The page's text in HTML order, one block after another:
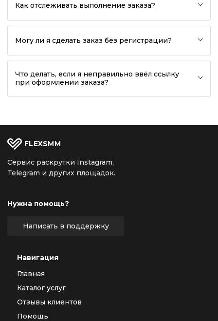
Как отслеживать выполнение заказа?
Могу ли я сделать заказ без регистрации?
Что делать, если я неправильно ввёл ссылку
при оформлении заказа?
FLEXSMM
Сервис раскрутки Instagram,
Telegram и других площадок.
Нужна помощь?
Написать в поддержку
Навигация
Главная
Каталог услуг
Отзывы клиентов
Помощь